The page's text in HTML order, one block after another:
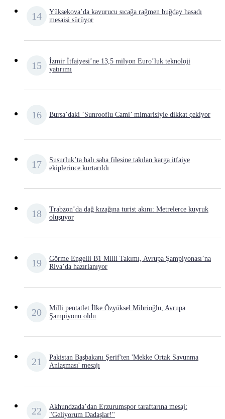
Yüksekova’da kavurucu sıcağa rağmen buğday hasadı
mesaisi sürüyor
İzmir İtfaiyesi’ne 13,5 milyon Euro’luk teknoloji
yatırımı
Bursa’daki ’Sunrooflu Cami’ mimarisiyle dikkat çekiyor
Susurluk’ta halı saha filesine takılan karga itfaiye
ekiplerince kurtarıldı
Trabzon’da dağ kızağına turist akını: Metrelerce kuyruk
oluşuyor
Görme Engelli B1 Milli Takımı, Avrupa Şampiyonası’na
Riva’da hazırlanıyor
Milli pentatlet İlke Özyüksel Mihrioğlu, Avrupa
Şampiyonu oldu
Pakistan Başbakanı Şerif'ten 'Mekke Ortak Savunma
Anlaşması' mesajı
Akhundzada’dan Erzurumspor taraftarına mesaj:
"Geliyorum Dadaşlar!"